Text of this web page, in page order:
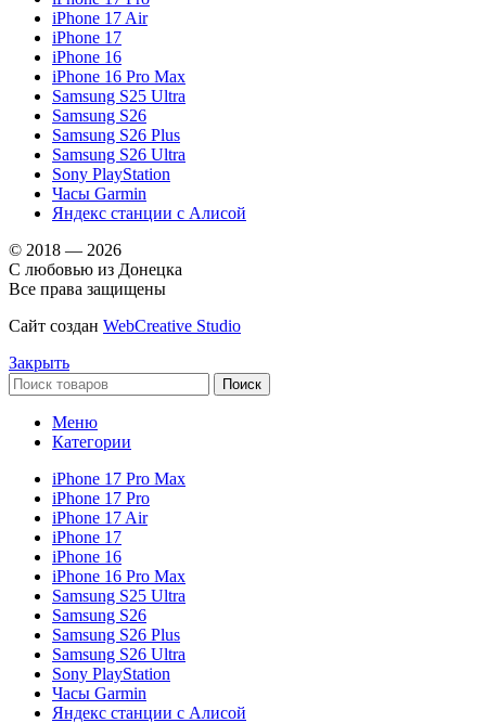
iPhone 17 Air
iPhone 17
iPhone 16
iPhone 16 Pro Max
Samsung S25 Ultra
Samsung S26
Samsung S26 Plus
Samsung S26 Ultra
Sony PlayStation
Часы Garmin
Яндекс станции с Алисой
© 2018 — 2026
С любовью из Донецка
Все права защищены
Сайт создан WebCreative Studio
Закрыть
Поиск
Меню
Категории
iPhone 17 Pro Max
iPhone 17 Pro
iPhone 17 Air
iPhone 17
iPhone 16
iPhone 16 Pro Max
Samsung S25 Ultra
Samsung S26
Samsung S26 Plus
Samsung S26 Ultra
Sony PlayStation
Часы Garmin
Яндекс станции с Алисой